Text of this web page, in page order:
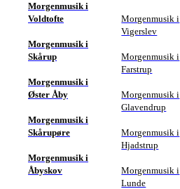
Morgenmusik i
Voldtofte
Morgenmusik i
Skårup
Morgenmusik i
Øster Åby
Morgenmusik i
Skårupøre
Morgenmusik i
Åbyskov
Morgenmusik i
Vigerslev
Morgenmusik i
Farstrup
Morgenmusik i
Glavendrup
Morgenmusik i
Hjadstrup
Morgenmusik i
Lunde